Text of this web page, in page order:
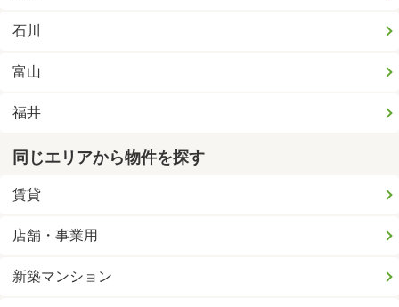
石川
富山
福井
同じエリアから物件を探す
賃貸
店舗・事業用
新築マンション